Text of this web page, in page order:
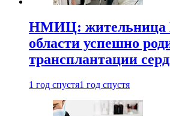
НМИЦ: жительница
области успешно
трансплантации
1 год спустя1 год спустя